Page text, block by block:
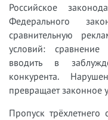
Российское
Федерального
сравнительную
условий:
вводить в
конкурента.
превращает законное
Пропуск трёхлетнего